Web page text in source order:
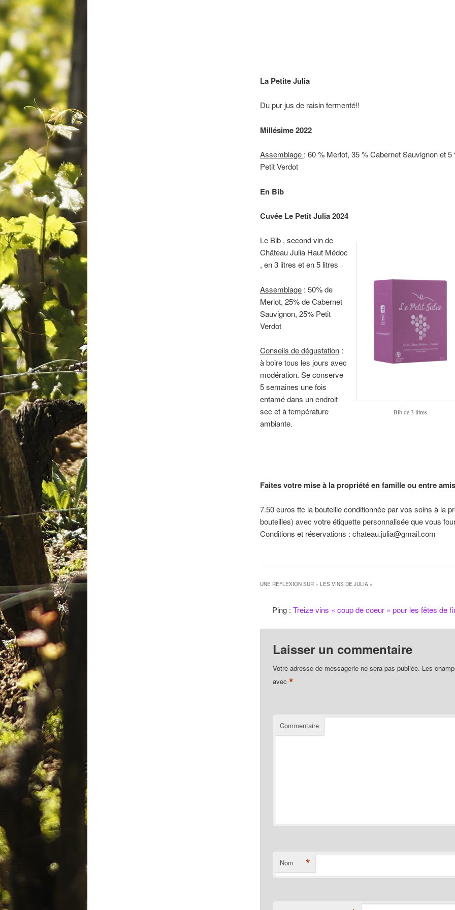
La Petite Julia
Du pur jus de raisin fermenté!!
Millésime 2022
Assemblage : 60 % Merlot, 35 % Cabernet Sauvignon et 5
Petit Verdot
En Bib
Cuvée Le Petit Julia 2024
Bib de 3 litres
Le Bib , second vin de
Château Julia Haut Médoc
, en 3 litres et en 5 litres
Assemblage : 50% de
Merlot, 25% de Cabernet
Sauvignon, 25% Petit
Verdot
Conseils de dégustation :
à boire tous les jours avec
modération. Se conserve
5 semaines une fois
entamé dans un endroit
sec et à température
ambiante.
Faites votre mise à la propriété en famille ou entre
7.50 euros ttc la bouteille conditionnée par vos soins à la
bouteilles) avec votre étiquette personnalisée que vous
Conditions et réservations : chateau.julia@gmail.com
UNE RÉFLEXION SUR « LES VINS DE JULIA »
Ping :Treize vins « coup de coeur » pour les fêtes de
Laisser un commentaire
Votre adresse de messagerie ne sera pas publiée. Les
avec*
Commentaire
Nom *